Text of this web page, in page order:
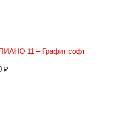
11 – Графит софт
₽